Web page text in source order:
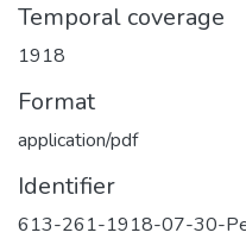
Temporal coverage
1918
Format
application/pdf
Identifier
613-261-1918-07-30-